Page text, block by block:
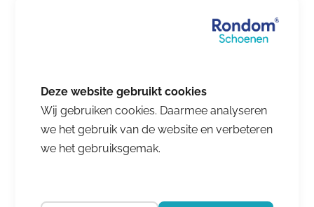
Emma
EVOKE 2.0 D
€ 151.25
Emma
Wij gebruiken cookies. Daarmee analyseren
we het gebruik van de website en verbeteren
we het gebruiksgemak.